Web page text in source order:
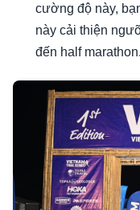
cường độ này,
này cải thiện
đến half marathon.